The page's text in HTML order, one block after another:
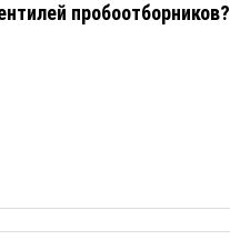
пробоотборников?